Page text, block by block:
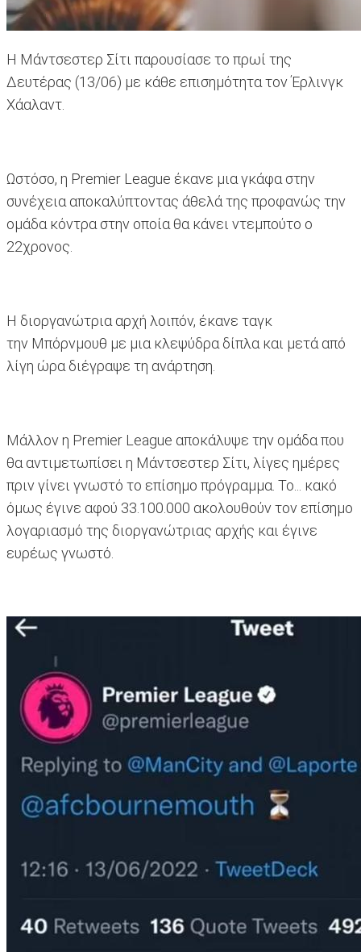
Η Μάντσεστερ Σίτι παρουσίασε το πρωί της
Δευτέρας (13/06) με κάθε επισημότητα τον Έρλινγκ
Χάαλαντ.
Ωστόσο, η Premier League έκανε μια γκάφα στην
συνέχεια αποκαλύπτοντας άθελά της προφανώς την
ομάδα κόντρα στην οποία θα κάνει ντεμπούτο ο
22χρονος.
Η διοργανώτρια αρχή λοιπόν, έκανε ταγκ
την Μπόρνμουθ με μια κλεψύδρα δίπλα και μετά από
λίγη ώρα διέγραψε τη ανάρτηση.
Μάλλον η Premier League αποκάλυψε την ομάδα που
θα αντιμετωπίσει η Μάντσεστερ Σίτι, λίγες ημέρες
πριν γίνει γνωστό το επίσημο πρόγραμμα. Το... κακό
όμως έγινε αφού 33.100.000 ακολουθούν τον επίσημο
λογαριασμό της διοργανώτριας αρχής και έγινε
ευρέως γνωστό.